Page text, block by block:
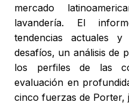
mercado
lavandería. El
tendencias actuales
desafíos, un análisis de
los perfiles de las
evaluación en
cinco fuerzas de Porter,